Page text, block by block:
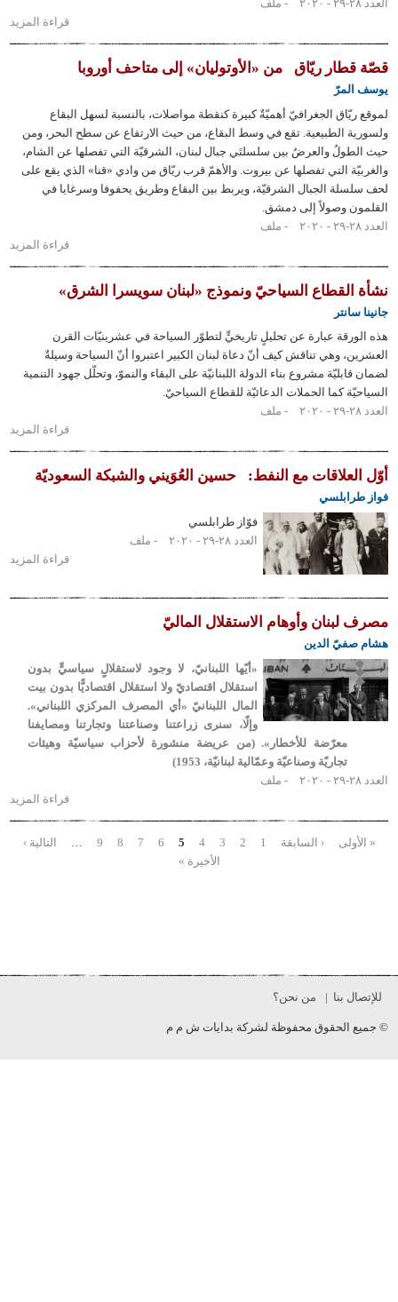
ملف
قراءة المزيد حول دَور
بيروت في
الفرنسي:
١٩١٩–
١٩٣٩
ريّاق من «الأوتوليان» إلى متاحف أوروبا
الجغرافيّ أهميّةٌ كبيرة كنقطة مواصلات، بالنسبة لسهل البقاع
الطبيعية. تقع في وسط البقاع، من حيث الارتفاع عن سطح البحر، ومن
والعرضُ بين سلسلتَي جبال لبنان، الشرقيّة التي تفصلها عن الشام،
التي تفصلها عن بيروت. والأهمّ قرب ريّاق من وادي «قنا» الذي يقع على
الجبال الشرقيّة، ويربط بين البقاع وطريق يحفوفا وسرغايا في
وصولاً إلى دمشق.
ملف
قراءة المزيدحول
قصّة
السياحيّ ونموذج «لبنان سويسرا الشرق»
عبارة عن تحليلٍ تاريخيٍّ لتطوّر السياحة في عشرينيّات القرن
وهي تناقش كيف أنّ دعاة لبنان الكبير اعتبروا أنّ السياحة وسيلةٌ
مشروع بناء الدولة اللبنانيّة على البقاء والنموّ، وتحلّل جهود التنمية
كما الحملات الدعائيّة للقطاع السياحيّ.
ملف
قراءة المزيد حول
نشأة
القطاع
السياحيّ
الشرق»
مع النفط: حسين العُوَيني والشبكة السعوديّة
فوّاز طرابلسي
العدد ٢٨-٢٩ - ٢٠٢٠
ملف
قراءة المزيدحول
العلاقات
وأوهام الاستقلال الماليّ
الدين
«أيّها اللبنانيّ، لا وجود لاستقلالٍ سياسيٍّ بدون
استقلال اقتصاديّ ولا استقلال اقتصاديًّا بدون بيت
المال اللبنانيّ «أي المصرف المركزي اللبناني».
وإلّا، سنرى زراعتنا وصناعتنا وتجارتنا ومصايفنا
معرّضة للأخطار». (من عريضة منشورة لأحزاب سياسيّة وهيئات
تجاريّة وصناعيّة وعمّالية لبنانيّة، 1953)
ملف
قراءة المزيد حول
مصرف
لبنان
‹ السابقة 1
2
3
4
5
6
7
8
9
…
التالية ›
بنا من نحن؟
الحقوق محفوظة لشركة بدايات ش م م